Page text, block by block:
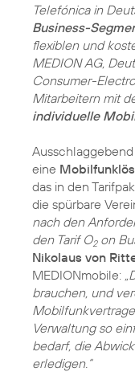
Telefónica in
Business-
flexiblen und
MEDION AG,
Consumer-
Mitarbeitern mit
individuelle
eine
das in den
die spürbare
nach den
den Tarif O2on
Nikolaus von
MEDIONmobile:
brauchen, und
Verwaltung so
bedarf, die
erledigen.“